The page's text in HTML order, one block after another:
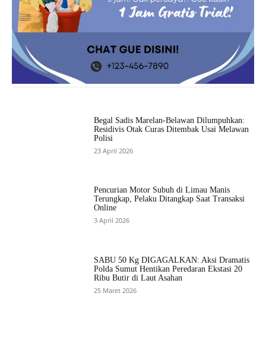
Begal Sadis Marelan-Belawan Dilumpuhkan:
Residivis Otak Curas Ditembak Usai Melawan
Polisi
23 April 2026
Pencurian Motor Subuh di Limau Manis
Terungkap, Pelaku Ditangkap Saat Transaksi
Online
3 April 2026
SABU 50 Kg DIGAGALKAN: Aksi Dramatis
Polda Sumut Hentikan Peredaran Ekstasi 20
Ribu Butir di Laut Asahan
25 Maret 2026